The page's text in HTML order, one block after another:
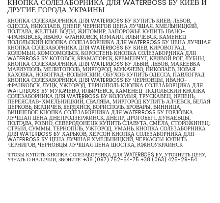
КНОПКА СОЛЕЗАБОРНИКА ДЛЯ WATERBOSS БУ КИЕВ И
ДРУГИЕ ГОРОДА УКРАИНЫ
КНОПКА СОЛЕЗАБОРНИКА ДЛЯ WATERBOSS БУ КУПИТЬ КИЕВ, ЛЬВОВ,
ОДЕССА, НИКОЛАЕВ, ДНЕПР, ЧЕРНИГОВ ЦЕНА ЛУЧШАЯ, ХМЕЛЬНИЦКИЙ,
ПОЛТАВА, ЖЕЛТЫЕ ВОДЫ, ЖИТОМИР, ЗАПОРОЖЬЕ КУПИТЬ ІВАНО-
ФРАНКІВСЬК, ИВАНО-ФРАНКОВСК, ИЗМАИЛ, ИЛЬИЧЕВСК, КАМЕНЕЦ-
ПОДОЛЬСКИЙ КНОПКА СОЛЕЗАБОРНИКА ДЛЯ WATERBOSS БУ ЦЕНА ЛУЧШАЯ
КНОПКА СОЛЕЗАБОРНИКА ДЛЯ WATERBOSS БУ КИЕВ, КИРОВОГРАД,
КОЛОМЫЯ, КОМСОМОЛЬСК, КОРОСТЕНЬ КНОПКА СОЛЕЗАБОРНИКА ДЛЯ
WATERBOSS БУ КОТОВСК, КРАМАТОРСК, КРЕМЕНЧУГ, КРИВОЙ РОГ, ЛУБНЫ,
КНОПКА СОЛЕЗАБОРНИКА ДЛЯ WATERBOSS БУ ЛЬВІВ, ЛЬВОВ, МАКЕЕВКА
МАРИУПОЛЬ, МЕЛИТОПОЛЬ, МИРГОРОД, МУКАЧЕВО, НИКОЛАЕВ, НОВАЯ
КАХОВКА, НОВОГРАД-ВОЛЫНСКИЙ, ОБУХОВ КУПИТЬ ОДЕССА, ПАВЛОГРАД
КНОПКА СОЛЕЗАБОРНИКА ДЛЯ WATERBOSS БУ ЧЕРНОВЦЫ, ИВАНО-
ФРАНКОВСК, ЛУЦК, УЖГОРОД, ТЕРНОПОЛЬ КНОПКА СОЛЕЗАБОРНИКА ДЛЯ
WATERBOSS БУ МУКАЧЕВО, ИЛЬИЧЁВСК, КАМЕНЕЦ-ПОДОЛЬСКИЙ КНОПКА
СОЛЕЗАБОРНИКА ДЛЯ WATERBOSS БУ КОЛОМЫЯ, ТРУСКАВЕЦ, ИРПЕНЬ,
ПЕРЕЯСЛАВ-ХМЕЛЬНИЦКИЙ, СВАЛЯВА, МИРГОРОД КУПИТЬ АЛЧЕВСК, БЕЛАЯ
ЦЕРКОВЬ, БЕРДИЧЕВ, БЕРДЯНСК, БОРИСПОЛЬ, БРОВАРЫ, ВИННИЦА,
ВИШНЕВОЕ КНОПКА СОЛЕЗАБОРНИКА ДЛЯ WATERBOSS БУ ГОРЛОВКА
ЛУЧШАЯ ЦЕНА ДНЕПРОДЗЕРЖИНСК, ДНЕПР, ДРОГОБЫЧ, ДУНАЕВЦЫ,
ПОЛТАВА, РОВНО, СЕВЕРОДОНЕЦК КУПИТЬ СЛАВУТА, СМЕЛА, СТОРОЖИНЕЦ,
СТРЫЙ, СУММЫ, ТЕРНОПІЛЬ, УЖГОРОД, УМАНЬ, КНОПКА СОЛЕЗАБОРНИКА
ДЛЯ WATERBOSS БУ ХАРЬКОВ, ХЕРСОН КНОПКА СОЛЕЗАБОРНИКА ДЛЯ
WATERBOSS БУ ЦЕНА ЛУЧШАЯ ХМЕЛЬНИЦКИЙ, ЧЕРКАССЫ КУПИТЬ
ЧЕРНИГОВ, ЧЕРНОВЦЫ ЛУЧШАЯ ЦЕНА ШОСТКА, ЮЖНОУКРАИНСК
ЧТОБЫ КУПИТЬ КНОПКА СОЛЕЗАБОРНИКА ДЛЯ WATERBOSS БУ, УТОЧНИТЬ ЦЕНУ,
УЗНАТЬ О НАЛИЧИИ, ЗВОНИТЕ: +38 (097) 752-54-75 +38 (063) 425-29-54